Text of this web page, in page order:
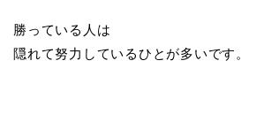
勝っている人は
隠れて努力しているひとが多いです。